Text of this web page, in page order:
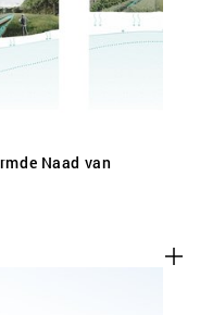
Naad van